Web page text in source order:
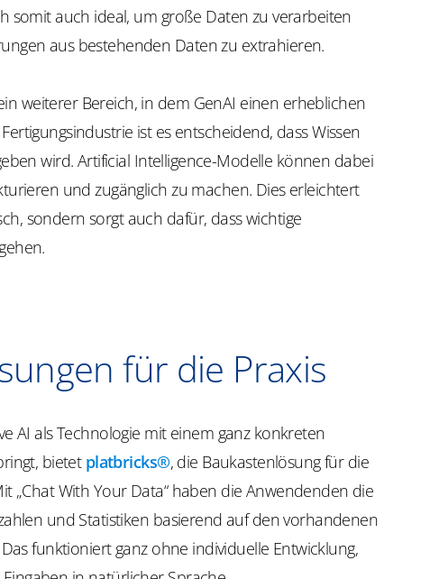
somit auch ideal, um große Daten zu verarbeiten
aus bestehenden Daten zu extrahieren.
weiterer Bereich, in dem GenAI einen erheblichen
ist es entscheidend, dass Wissen
wird. Artificial Intelligence-Modelle können dabei
und zugänglich zu machen. Dies erleichtert
sondern sorgt auch dafür, dass wichtige
für die Praxis
AI als Technologie mit einem ganz konkreten
bietet platbricks®, die Baukastenlösung für die
„Chat With Your Data“ haben die Anwendenden die
und Statistiken basierend auf den vorhandenen
funktioniert ganz ohne individuelle Entwicklung,